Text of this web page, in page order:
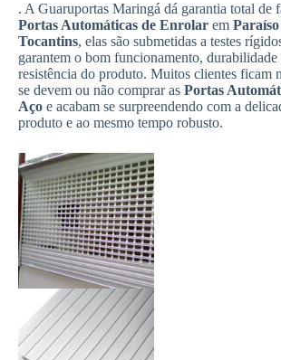
. A Guaruportas Maringá dá garantia total de
Portas Automáticas de Enrolar em
Tocantins, elas são submetidas a testes
garantem o bom funcionamento, durabilidade
resistência do produto. Muitos clientes ficam
se devem ou não comprar as Portas
Aço e acabam se surpreendendo com a
produto e ao mesmo tempo robusto.